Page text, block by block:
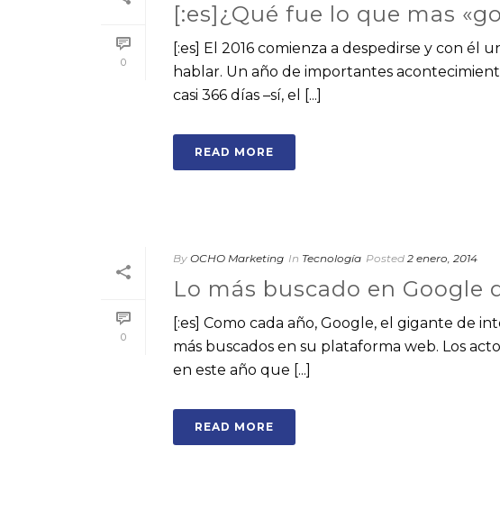
0
[:es]¿Qué fue lo que mas
[:es] El 2016 comienza a despedirse y con
hablar. Un año de importantes
casi 366 días –sí, el [...]
READ MORE
0
By OCHO Marketing In Tecnología Posted 2 enero, 2014
Lo más buscado en Google
[:es] Como cada año, Google, el gigante de
más buscados en su plataforma web. Los
en este año que [...]
READ MORE